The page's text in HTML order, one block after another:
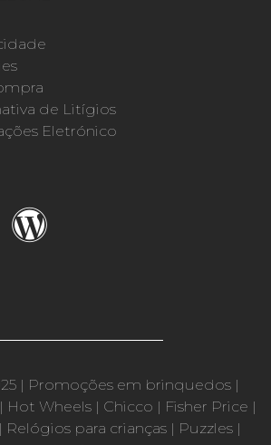
de Litígios
Eletrónico
| Promoções em brinquedos |
| Hot Wheels| Chicco | Fisher Price |
| Relógios para crianças| Puzzles|